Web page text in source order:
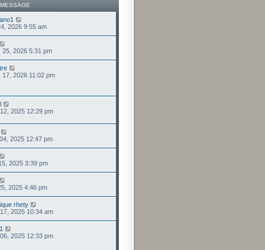
2026 9:55 am
25, 2026 5:31 pm
17, 2026 11:02 pm
2025 12:29 pm
2025 12:47 pm
2025 3:39 pm
2025 4:46 pm
rhety
2025 10:34 am
2025 12:33 pm